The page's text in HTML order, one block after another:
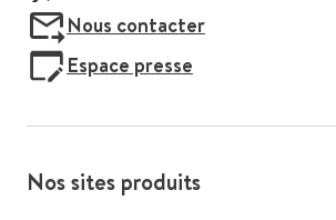
Nous contacter
Espace presse
Nos sites produits